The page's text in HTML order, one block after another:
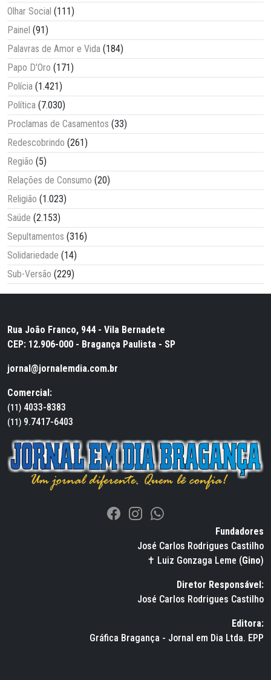
Olhar Social (111)
Painel (91)
Palavras de Amor e Vida (184)
Papo D'Oro (171)
Polícia (1.421)
Política (7.030)
Proclamas de Casamentos (33)
Redescobrindo (261)
Região (5)
Relações de Consumo (20)
Religião (1.023)
Saúde (2.153)
Sepultamentos (316)
Solidariedade (14)
Sub-Versão (229)
Rua João Franco, 944 - Vila Bernadete
CEP: 12.906-000 - Bragança Paulista - SP
jornal@jornalemdia.com.br
Comercial:
(11) 4033-8383
(11) 9.7417-6403
Fundadores
José Carlos Rodrigues Castilho
✝ Luiz Gonzaga Leme (Gino)
Diretor Responsável:
José Carlos Rodrigues Castilho
Editora:
Gráfica Bragança - Jornal em Dia Ltda. EPP